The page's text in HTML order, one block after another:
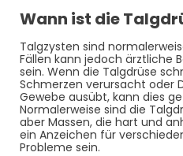
Wann ist die
Talgzysten sind
Fällen kann jedoch ärztliche
sein. Wenn die Talgdrüse
Schmerzen verursacht oder
Gewebe ausübt, kann dies
Normalerweise sind die
aber Massen, die hart und
ein Anzeichen für
Probleme sein.